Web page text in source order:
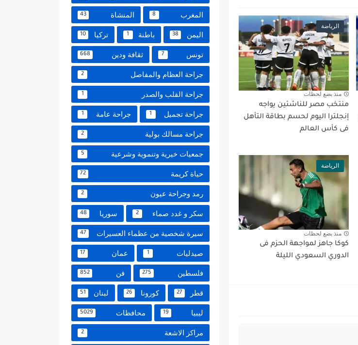
الرياضة
منذ بضع لحظات
منتخب مصر للناشئين يواجه
إنجلترا اليوم لحسم بطاقة التأهل
فى كأس العالم
الرياضة
منذ بضع لحظات
كوكا جاهز لمواجهة الحزم فى
الدوري السعودي الليلة
المغرب 8 المنشاة 43
اليمن 38 باطنة 1 تركيا 10
تونس 7 ثقافة ودين 668
جراحة العظام والمفاصل 2
جراحة القلب والصدر 1
جراحة تجميل 1 جراحة عامة 1
جراحة مسالك بولية 2
جمعيات خيرية وتنموية وشرعية 5
حياة كريمة 72
رمد وجراحة عيون 2
سكر و غدد صماء 2 سوريا 48
سيرة شخصية من عظماء العسيرات 47
صيدليات 1 عمان 17
فلسطين 275 فن 852
قطر 27 كورونا 26 لبنان 51
ليبيا 19 محافظات 5029
مراكز الاشعة 2